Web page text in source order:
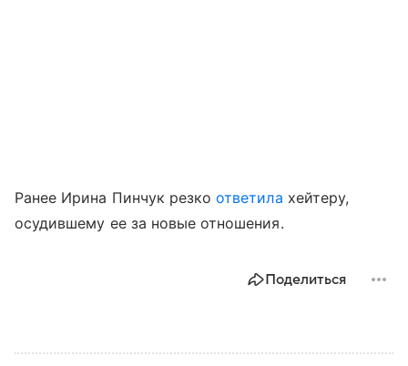
Ранее Ирина Пинчук резкоответила хейтеру,
осудившему ее за новые отношения.
Поделиться